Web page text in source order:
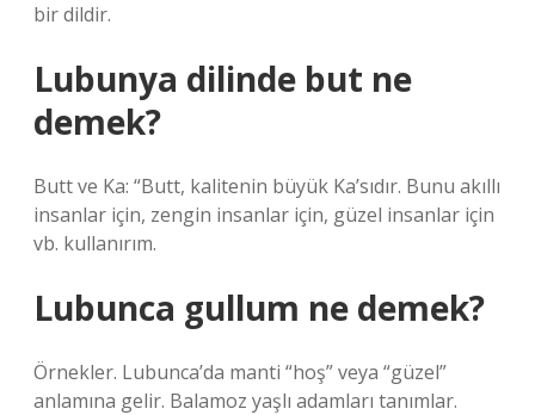
bir dildir.
Lubunya dilinde but ne
demek?
Butt ve Ka: “Butt, kalitenin büyük Ka’sıdır. Bunu akıllı
insanlar için, zengin insanlar için, güzel insanlar için
vb. kullanırım.
Lubunca gullum ne demek?
Örnekler. Lubunca’da manti “hoş” veya “güzel”
anlamına gelir. Balamoz yaşlı adamları tanımlar.